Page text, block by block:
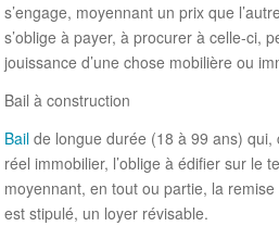
s’engage, moyennant un prix que
s’oblige à payer, à procurer à celle-ci,
jouissance d’une chose mobilière ou
Bail à construction
Bail de longue durée (18 à 99 ans)
réel immobilier, l’oblige à édifier sur le
moyennant, en tout ou partie, la
est stipulé, un loyer révisable.